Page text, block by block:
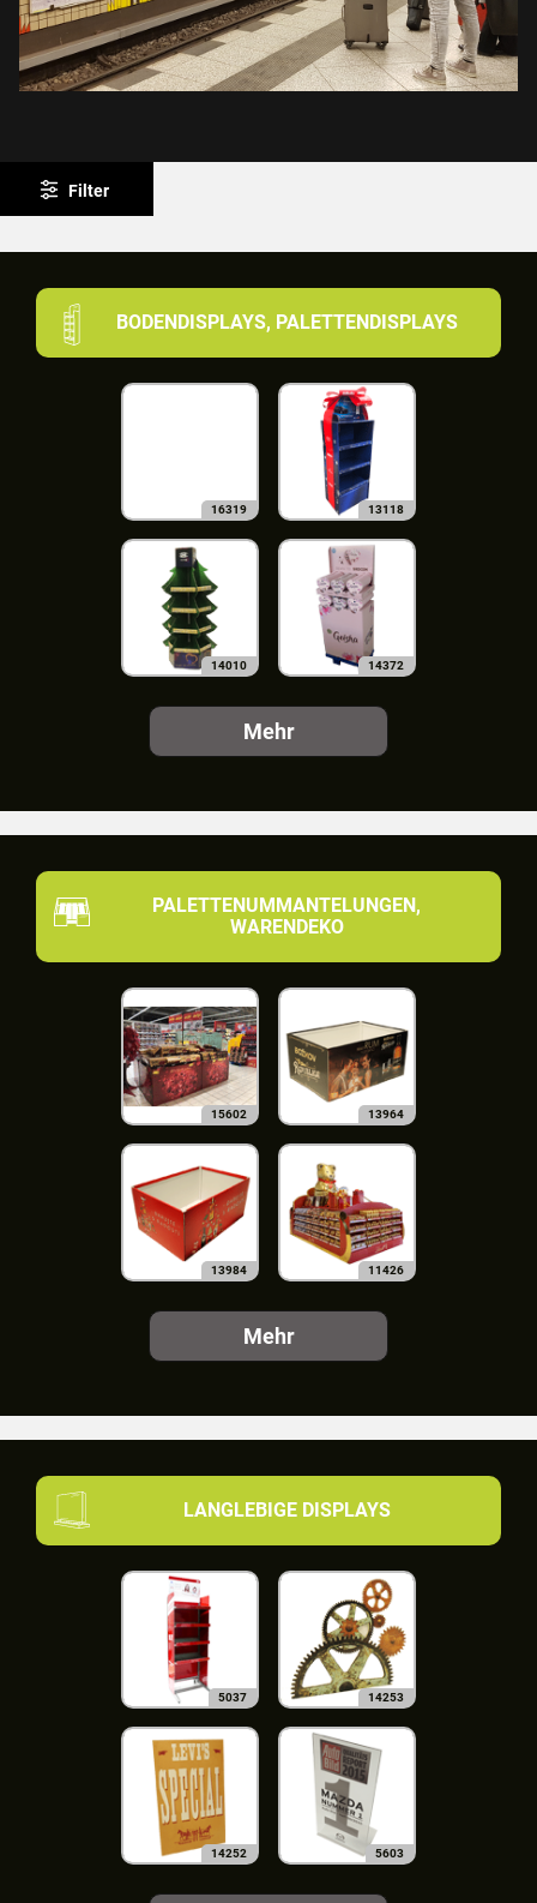
Filter
BODENDISPLAYS, PALETTENDISPLAYS
16319 13118
14010 14372
Mehr
PALETTENUMMANTELUNGEN,
WARENDEKO
15602 13964
13984 11426
Mehr
LANGLEBIGE DISPLAYS
5037 14253
14252 5603